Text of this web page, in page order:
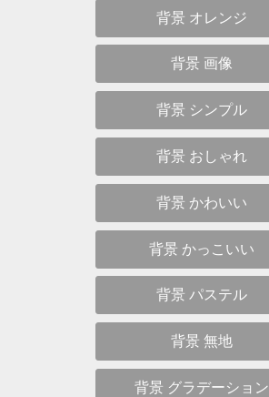
背景 オレンジ
背景 画像
背景 シンプル
背景 おしゃれ
背景 かわいい
背景 かっこいい
背景 パステル
背景 無地
背景 グラデーション